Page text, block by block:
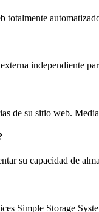
totalmente
independiente
de su sitio web.
su capacidad de
Simple Storage